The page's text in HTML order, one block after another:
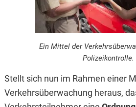
Ein Mittel der
Polizeikontrolle.
Stellt sich nun im Rahmen einer
Verkehrsüberwachung heraus,